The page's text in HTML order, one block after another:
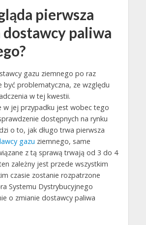
pierwsza
dostawcy paliwa
gazu ziemnego po raz
być problematyczna, ze względu
w tej kwestii.
w jej przypadku jest wobec tego
dostępnych na rynku
o to, jak długo trwa pierwsza
gazu ziemnego, same
z tą sprawą trwają od 3 do 4
zależny jest przede wszystkim
czasie zostanie rozpatrzone
Systemu Dystrybucyjnego
o zmianie dostawcy paliwa